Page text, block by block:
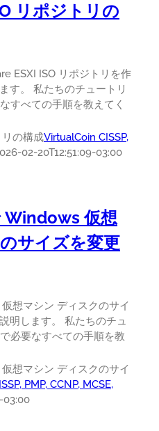
リポジトリの
ESXI ISO リポジトリを作
す。 私たちのチュートリ
すべての手順を教えてく
の構成VirtualCoin CISSP,
02-20T12:51:09-03:00
Windows 仮想
サイズを変更
想マシン ディスクのサイ
明します。 私たちのチュ
必要なすべての手順を教
想マシン ディスクのサイ
PMP, CCNP, MCSE,
03:00